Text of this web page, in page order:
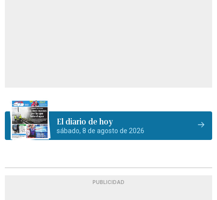
El diario de hoy
sábado, 8 de agosto de 2026
PUBLICIDAD